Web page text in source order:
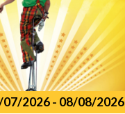
07/2026- 08/08/2026